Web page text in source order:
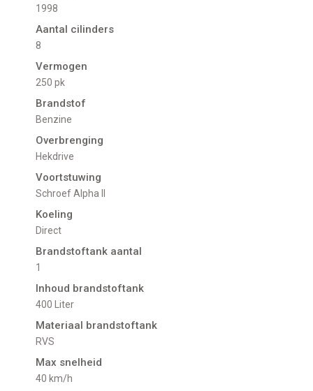
1998
Aantal cilinders
8
Vermogen
250 pk
Brandstof
Benzine
Overbrenging
Hekdrive
Voortstuwing
schroef Alpha II
Koeling
Direct
Brandstoftank aantal
1
Inhoud brandstoftank
400 Liter
Materiaal brandstoftank
RVS
Max snelheid
40 km/h